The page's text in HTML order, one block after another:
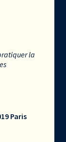
la
Paris